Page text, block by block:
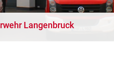
Langenbruck